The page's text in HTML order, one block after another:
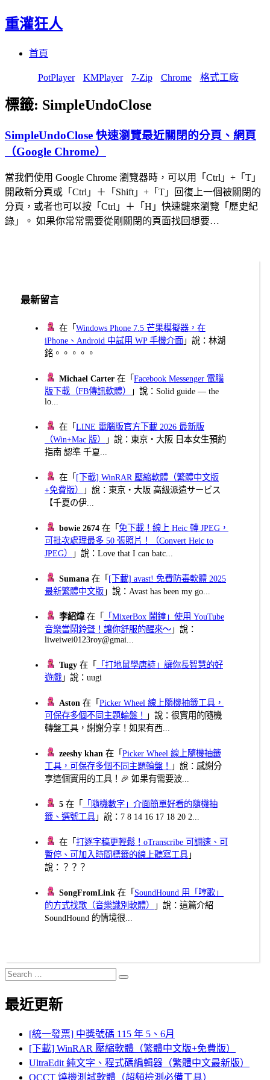
重灌狂人
首頁
PotPlayer KMPlayer 7-Zip Chrome 格式工廠
標籤: SimpleUndoClose
SimpleUndoClose 快速瀏覽最近關閉的分頁、網頁
（Google Chrome）
當我們使用 Google Chrome 瀏覽器時，可以用「Ctrl」+「T」
開啟新分頁或「Ctrl」＋「Shift」+「T」回復上一個被關閉的
分頁，或者也可以按「Ctrl」＋「H」快速鍵來瀏覽「歷史紀
錄」。 如果你常常需要從剛關閉的頁面找回想要…
最新留言
在「Windows Phone 7.5 芒果模擬器，在
iPhone、Android 中試用 WP 手機介面 」說：林湖
銘。。。。。
Michael Carter 在「Facebook Messenger 電腦
版下載（FB傳訊軟體）
」說：Solid guide — the
lo...
在「LINE 電腦版官方下載 2026 最新版
（Win+Mac 版）
」說：東京・大阪 日本女生預約
指南 認準 千夏...
在「 [下載] WinRAR 壓縮軟體（繁體中文版
+免費版）
」說：東京・大阪 高級派遣サービス
【千夏の伊...
bowie 2674 在「免下載！線上 Heic 轉 JPEG，
可批次處理最多 50 張照片！（Convert Heic to
JPEG）
」說：Love that I can batc...
Sumana 在「 [下載] avast! 免費防毒軟體 2025
最新繁體中文版 」說：Avast has been my go...
李紹煒在「
「MixerBox 鬧鐘」使用 YouTube
音樂當鬧鈴聲！讓你舒服的醒來～ 」說：
liweiwei0123roy@gmai...
Tugy 在「
「打地鼠學唐詩」讓你長智慧的好
遊戲 」說：uugi
Aston 在「Picker Wheel 線上隨機抽籤工具，
可保存多個不同主題輪盤！
」說：很實用的隨機
轉盤工具，謝謝分享！如果有西...
zeeshy khan 在「Picker Wheel 線上隨機抽籤
工具，可保存多個不同主題輪盤！
」說：感謝分
享這個實用的工具！🎉 如果有需要波...
5 在「
「隨機數字」介面簡單好看的隨機抽
籤、選號工具 」說：7 8 14 16 17 18 20 2...
在「打逐字稿更輕鬆！oTranscribe 可調速、可
暫停、可加入時間標籤的線上聽寫工具 」
說：？？？
SongFromLink 在「 SoundHound 用「哼歌」
的方式找歌（音樂識別軟體）
」說：這篇介紹
SoundHound 的情境很...
Search
for:
Search
最近更新
[統一發票] 中獎號碼 115 年 5、6月
[下載] WinRAR 壓縮軟體（繁體中文版+免費版）
UltraEdit 純文字、程式碼編輯器（繁體中文最新版）
OCCT 燒機測試軟體（超頻檢測必備工具）